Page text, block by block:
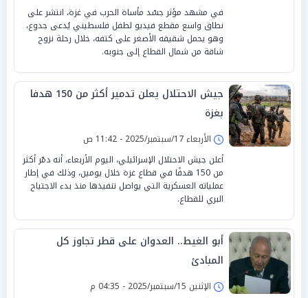
في مشهد مؤثر جسّد مأساة الحرب في غزة، انتشر على
نطاق واسع مقطع فيديو لطفل فلسطيني يُدعى جدوع،
وهو يحمل شقيقه الأصغر على كتفه، خلال رحلة نزوح
شاقة من شمال القطاع إلى جنوبه.
جيش الاحتلال يعلن تدمير أكثر من 150 هدفا
بغزة
الأربعاء 17/سبتمبر/2025 - 11:42 ص
أعلن جيش الاحتلال الإسرائيلي، اليوم الأربعاء، أنه دمّر أكثر
من 150 هدفًا في قطاع غزة خلال يومين، وذلك في إطار
عملياته العسكرية التي يواصل تنفيذها منذ بدء الاجتياح
البري للقطاع.
أبو الغيط.. العدوان على قطر تجاوز كل
المبادئ
الإثنين 15/سبتمبر/2025 - 04:35 م